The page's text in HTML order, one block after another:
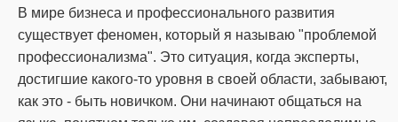
В мире бизнеса и профессионального развития
существует феномен, который я называю "проблемой
профессионализма". Это ситуация, когда эксперты,
достигшие какого-то уровня в своей области, забывают,
как это - быть новичком. Они начинают общаться на